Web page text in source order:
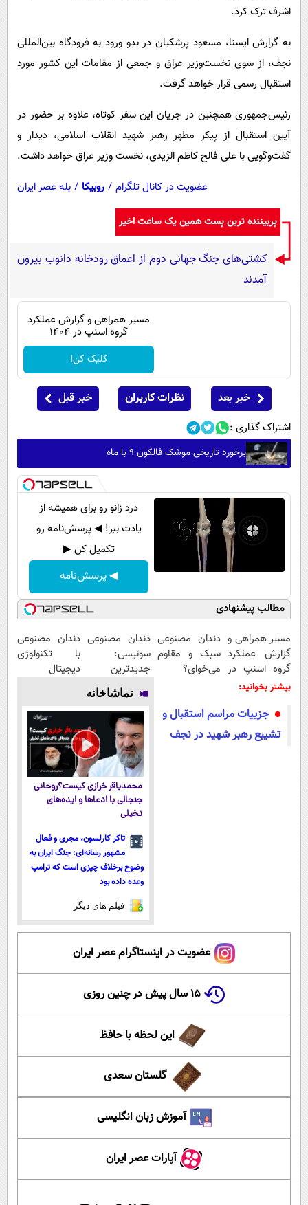
محیط زیست
فرهنگی
بین الملل
اجتماعی
حیات وحش
سیاست خارجی
اشرف ترک کرد.
به گزارش ایسنا، مسعود پزشکیان در بدو ورود به فرودگاه بین‌المللی
نجف، از سوی نخست‌وزیر عراق و جمعی از مقامات این کشور مورد
استقبال رسمی قرار خواهد گرفت.
رئیس‌جمهوری همچنین در جریان این سفر کوتاه، علاوه بر حضور در
آیین استقبال از پیکر مطهر رهبر شهید انقلاب اسلامی، دیدار و
گفت‌وگویی با علی فالح کاظم الزیدی، نخست وزیر عراق خواهد داشت.
عضویت در کانال تلگرام / روبیکا / بله عصر ایران
پربیننده ترین پست همین یک ساعت اخیر
کشتی‌های جنگ جهانی دوم از اعماق رودخانه دانوب بیرون
آمدند
مسیر همراهی و گزارش عملکرد
گروه اسنپ در ۱۴۰۴
کلیک کن!
خبر بعد نظرات کاربران خبر قبل
اشتراک گذاری :
برخورد تاریخی موشک فالکون ۹ با ماه
درد زانو رو برای همیشه از
یادت ببر! ◀ پرسش‌نامه رو
تکمیل کن ▶
◀ پرسش‌نامه
مطالب پیشنهادی
مسیر همراهی و
گزارش عملکرد
گروه اسنپ در
۱۴۰۴
دندان مصنوعی
سبک و مقاوم
می‌خوای؟
داریم!😍 | 📍
تهران
دندان مصنوعی
سوئیسی:
جدیدترین
فناوری اروپا،
سبک و مقاوم |
پرداخت قسطی
دندان مصنوعی
با تکنولوژی
دیجیتال
بیشتر بخوانید:
جزییات مراسم استقبال و
تشیبع رهبر شهید در نجف
تماشاخانه
محمدباقر خرازی کیست؟روحانی
جنجالی با ادعاها و ایده‌های
تخیلی
تاکر کارلسون، مجری و فعال
مشهور رسانه‌ای: جنگ ایران به
وضوح برخلاف چیزی است که ترامپ
وعده داده بود
فیلم های دیگر
عضویت در اینستاگرام عصر ایران
۱۵ سال پیش در چنین روزی
این لحظه با حافظ
گلستان سعدی
آموزش زبان انگلیسی
آپارات عصر ایران